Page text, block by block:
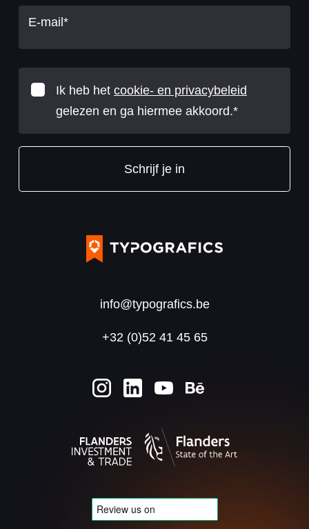
info@typografics.be
+32 (0)52 41 45 65
E-mail *
Ik heb het cookie- en privacybeleid
gelezen en ga hiermee akkoord.*